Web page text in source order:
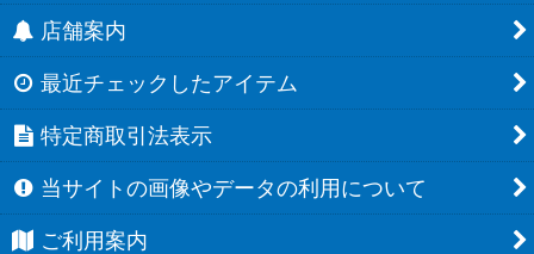
店舗案内
最近チェックしたアイテム
特定商取引法表示
当サイトの画像やデータの利用について
ご利用案内